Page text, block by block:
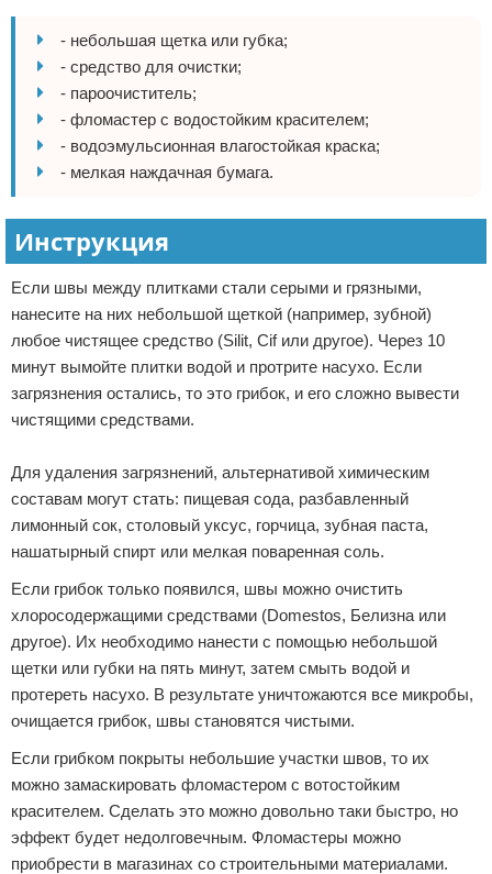
- небольшая щетка или губка;
- средство для очистки;
- пароочиститель;
- фломастер с водостойким красителем;
- водоэмульсионная влагостойкая краска;
- мелкая наждачная бумага.
Инструкция
Если швы между плитками стали серыми и грязными,
нанесите на них небольшой щеткой (например, зубной)
любое чистящее средство (Silit, Cif или другое). Через 10
минут вымойте плитки водой и протрите насухо. Если
загрязнения остались, то это грибок, и его сложно вывести
чистящими средствами.
Для удаления загрязнений, альтернативой химическим
составам могут стать: пищевая сода, разбавленный
лимонный сок, столовый уксус, горчица, зубная паста,
нашатырный спирт или мелкая поваренная соль.
Если грибок только появился, швы можно очистить
хлоросодержащими средствами (Domestos, Белизна или
другое). Их необходимо нанести с помощью небольшой
щетки или губки на пять минут, затем смыть водой и
протереть насухо. В результате уничтожаются все микробы,
очищается грибок, швы становятся чистыми.
Если грибком покрыты небольшие участки швов, то их
можно замаскировать фломастером с вотостойким
красителем. Сделать это можно довольно таки быстро, но
эффект будет недолговечным. Фломастеры можно
приобрести в магазинах со строительными материалами.